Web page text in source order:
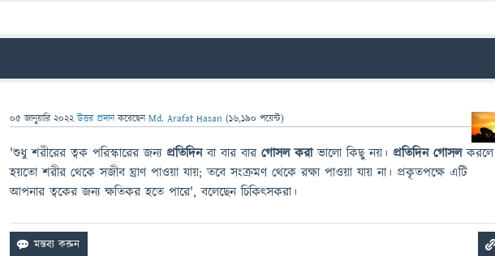
05 জানুয়ারি 2022 উত্তর প্রদান করেছেনMd. Arafat Hasan (16,190 পয়েন্ট)
'শুধু শরীরের ত্বক পরিস্কারের জন্য প্রতিদিনবা বার বারগোসল করাভালো কিছু নয়। প্রতিদিন গোসলকরলে
হয়তো শরীর থেকে সজীব ঘ্রাণ পাওয়া যায়; তবে সংক্রমণ থেকে রক্ষা পাওয়া যায় না। প্রকৃতপক্ষে এটি
আপনার ত্বকের জন্য ক্ষতিকর হতে পারে', বলেছেন চিকিৎসকরা।